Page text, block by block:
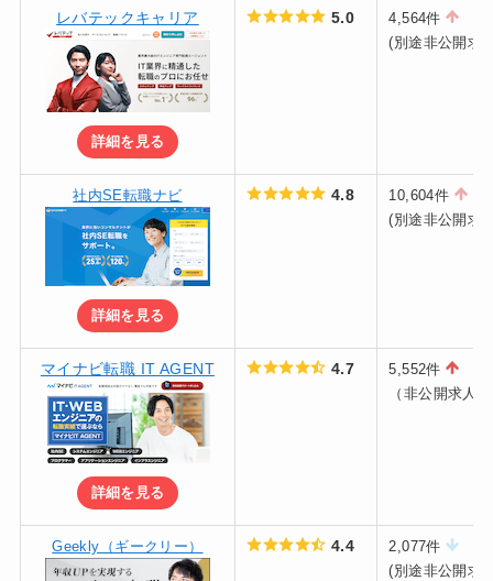
レバテックキャリア
詳細を見る
5.0
4,564件
(別途非公開求
社内SE転職ナビ
詳細を見る
4.8
10,604件
(別途非公開求
マイナビ転職 IT AGENT
詳細を見る
4.7
5,552件
（非公開求人
Geekly（ギークリー） 4.4
2,077件
(別途非公開求